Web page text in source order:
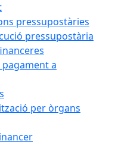
pressupostàries
pressupostària
a
per òrgans